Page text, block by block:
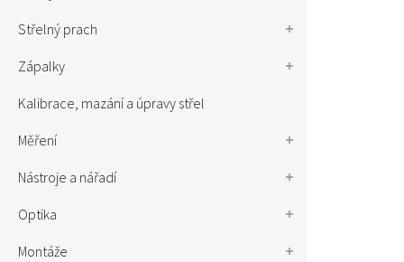
Střelný prach
Zápalky
Kalibrace, mazání a úpravy střel
Měření
Nástroje a nářadí
Optika
Montáže